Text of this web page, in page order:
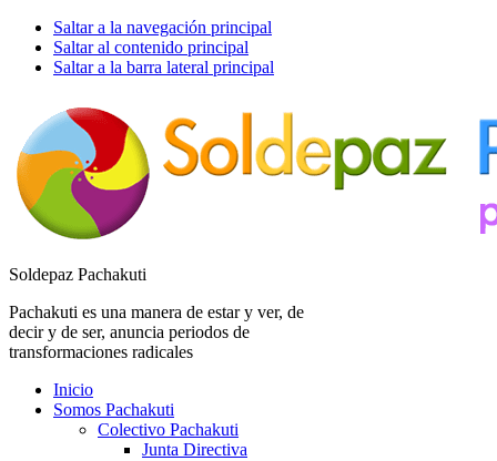
Saltar a la navegación principal
Saltar al contenido principal
Saltar a la barra lateral principal
Soldepaz Pachakuti
Pachakuti es una manera de estar y ver, de
decir y de ser, anuncia periodos de
transformaciones radicales
Inicio
Somos Pachakuti
Colectivo Pachakuti
Junta Directiva